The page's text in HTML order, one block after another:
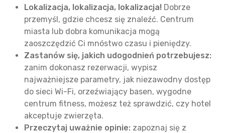
Lokalizacja, lokalizacja, lokalizacja! Dobrze
przemyśl, gdzie chcesz się znaleźć. Centrum
miasta lub dobra komunikacja mogą
zaoszczędzić Ci mnóstwo czasu i pieniędzy.
Zastanów się, jakich udogodnień potrzebujesz:
zanim dokonasz rezerwacji, wypisz
najważniejsze parametry, jak niezawodny dostęp
do sieci Wi-Fi, orzeźwiający basen, wygodne
centrum fitness, możesz też sprawdzić, czy hotel
akceptuje zwierzęta.
Przeczytaj uważnie opinie: zapoznaj się z